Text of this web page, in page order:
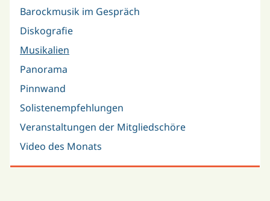
Barockmusik im Gespräch
Diskografie
Musikalien
Panorama
Pinnwand
Solistenempfehlungen
Veranstaltungen der Mitgliedschöre
Video des Monats